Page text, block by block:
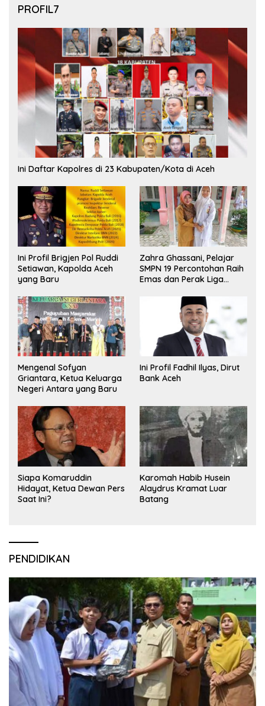
PROFIL7
Ini Daftar Kapolres di 23 Kabupaten/Kota di Aceh
Ini Profil Brigjen Pol Ruddi
Setiawan, Kapolda Aceh
yang Baru
Zahra Ghassani, Pelajar
SMPN 19 Percontohan Raih
Emas dan Perak Liga
Mengenal Sofyan
Griantara, Ketua Keluarga
Negeri Antara yang Baru
Ini Profil Fadhil Ilyas, Dirut
Bank Aceh
Siapa Komaruddin
Hidayat, Ketua Dewan Pers
Saat Ini?
Karomah Habib Husein
Alaydrus Kramat Luar
Batang
PENDIDIKAN